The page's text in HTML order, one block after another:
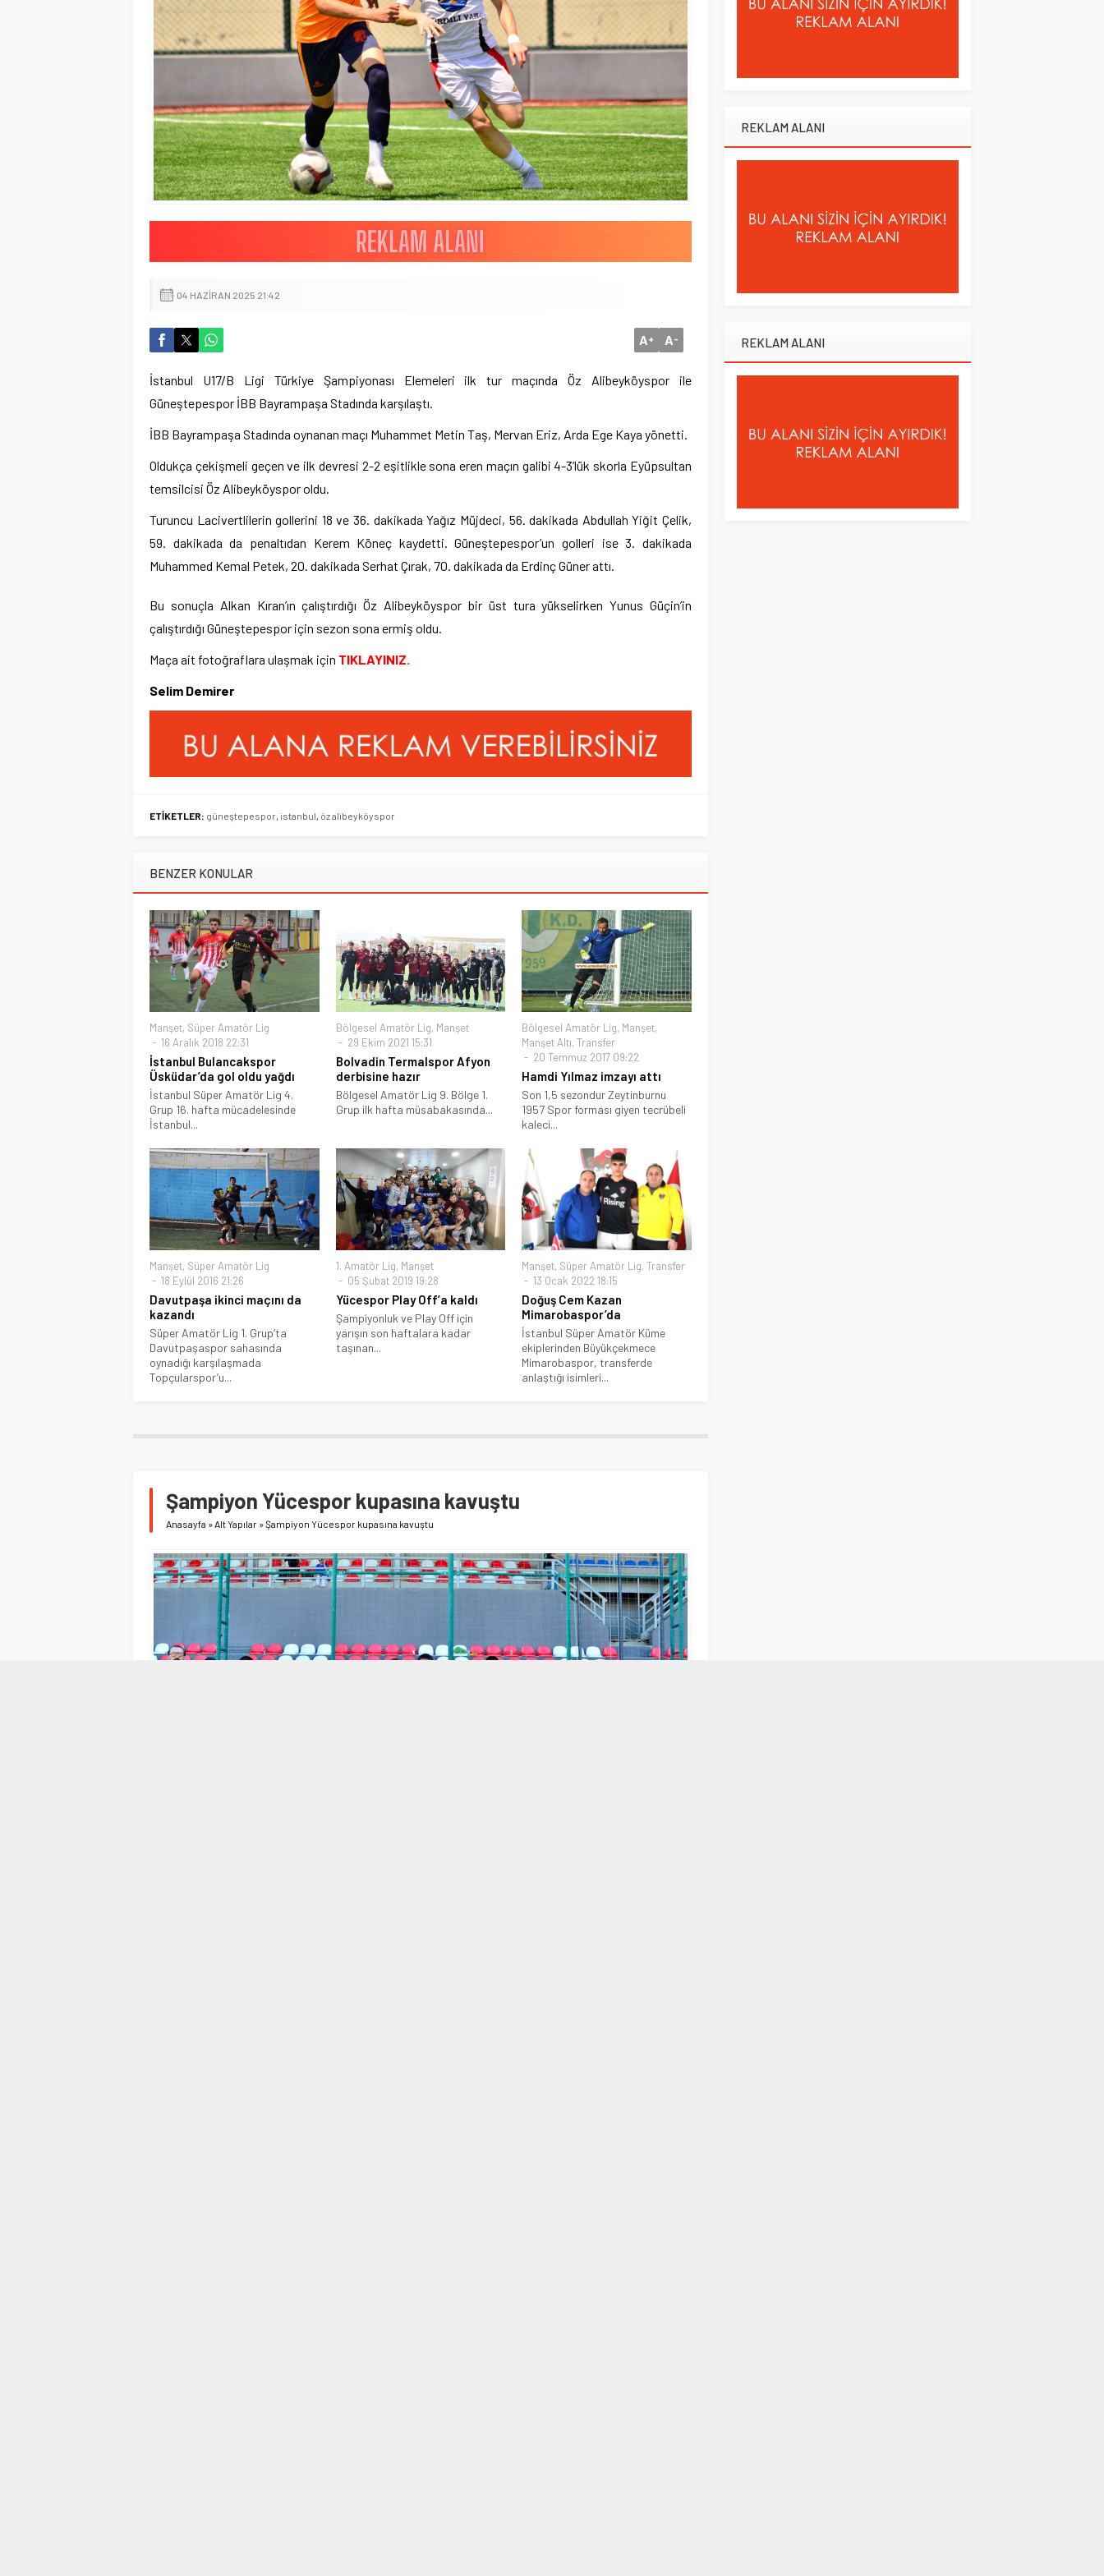
04 HAZIRAN 2025 21:42
A+ A-
İstanbul U17/B Ligi Türkiye Şampiyonası Elemeleri ilk tur maçında Öz Alibeyköyspor ile
Güneştepespor İBB Bayrampaşa Stadında karşılaştı.
İBB Bayrampaşa Stadında oynanan maçı Muhammet Metin Taş, Mervan Eriz, Arda Ege Kaya yönetti.
Oldukça çekişmeli geçen ve ilk devresi 2-2 eşitlikle sona eren maçın galibi 4-3’lük skorla Eyüpsultan
temsilcisi Öz Alibeyköyspor oldu.
Turuncu Lacivertlilerin gollerini 18 ve 36. dakikada Yağız Müjdeci, 56. dakikada Abdullah Yiğit Çelik,
59. dakikada da penaltıdan Kerem Köneç kaydetti. Güneştepespor’un golleri ise 3. dakikada
Muhammed Kemal Petek, 20. dakikada Serhat Çırak, 70. dakikada da Erdinç Güner attı.
Bu sonuçla Alkan Kıran’ın çalıştırdığı Öz Alibeyköyspor bir üst tura yükselirken Yunus Güçin’in
çalıştırdığı Güneştepespor için sezon sona ermiş oldu.
Maça ait fotoğraflara ulaşmak için TIKLAYINIZ.
Selim Demirer
ETİKETLER: güneştepespor, istanbul, öz alibeyköyspor
BENZER KONULAR
Manşet, Süper Amatör Lig
16 Aralık 2018 22:31
İstanbul Bulancakspor
Üsküdar’da gol oldu yağdı
İstanbul Süper Amatör Lig 4.
Grup 16. hafta mücadelesinde
İstanbul...
Bölgesel Amatör Lig, Manşet
29 Ekim 2021 15:31
Bolvadin Termalspor Afyon
derbisine hazır
Bölgesel Amatör Lig 9. Bölge 1.
Grup ilk hafta müsabakasında...
Bölgesel Amatör Lig, Manşet,
Manşet Altı,Transfer
20 Temmuz 2017 09:22
Hamdi Yılmaz imzayı attı
Son 1,5 sezondur Zeytinburnu
1957 Spor forması giyen tecrübeli
kaleci...
Manşet, Süper Amatör Lig
18 Eylül 2016 21:26
Davutpaşa ikinci maçını da
kazandı
Süper Amatör Lig 1. Grup’ta
Davutpaşaspor sahasında
oynadığı karşılaşmada
Topçularspor’u...
1. Amatör Lig, Manşet
05 Şubat 2019 19:28
Yücespor Play Off’a kaldı
Şampiyonluk ve Play Off için
yarışın son haftalara kadar
taşınan...
Manşet, Süper Amatör Lig,Transfer
13 Ocak 2022 18:15
Doğuş Cem Kazan
Mimarobaspor’da
İstanbul Süper Amatör Küme
ekiplerinden Büyükçekmece
Mimarobaspor, transferde
anlaştığı isimleri...
Şampiyon Yücespor kupasına kavuştu
Anasayfa »Alt Yapılar »Şampiyon Yücespor kupasına kavuştu
REKLAM ALANI
REKLAM ALANI